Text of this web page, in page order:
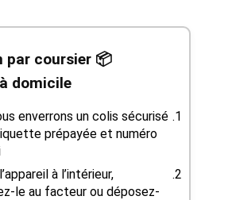
par coursier
domicile
enverrons un colis sécurisé
prépayée et numéro
à l’intérieur,
le au facteur ou déposez-